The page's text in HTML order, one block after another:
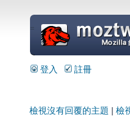
=
登入 註冊
檢視沒有回覆的主題 檢